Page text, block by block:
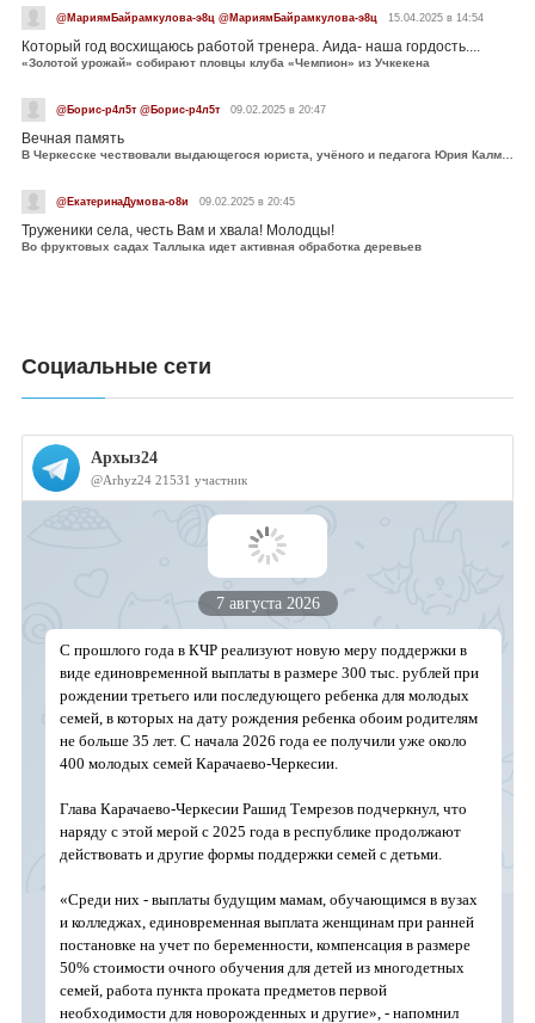
@МариямБайрамкулова-э8ц @МариямБайрамкулова-э8ц 15.04.2025 в 14:54
Который год восхищаюсь работой тренера. Аида- наша гордость....
«Золотой урожай» собирают пловцы клуба «Чемпион» из Учкекена
@Борис-р4л5т @Борис-р4л5т 09.02.2025 в 20:47
Вечная память
В Черкесске чествовали выдающегося юриста, учёного и педагога Юрия Калмыкова
@ЕкатеринаДумова-о8и 09.02.2025 в 20:45
Труженики села, честь Вам и хвала! Молодцы!
Во фруктовых садах Таллыка идет активная обработка деревьев
Социальные сети